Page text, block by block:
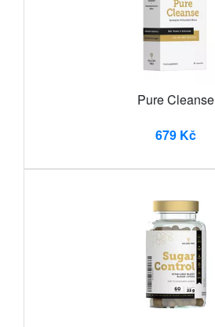
Pure Cleanse
679 Kč